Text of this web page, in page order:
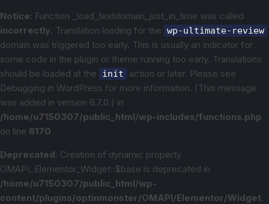
Notice: Function _load_textdomain_just_in_time was called
incorrectly. Translation loading for the wp-ultimate-review
domain was triggered too early. This is usually an indicator for
some code in the plugin or theme running too early. Translations
should be loaded at the
init
action or later. Please see
Debugging in WordPress for more information. (This message
was added in version 6.7.0.) in
/home/u7150307/public_html/wp-includes/functions.php
on line 6170
Deprecated: Creation of dynamic property
OMAPI_Elementor_Widget::$base is deprecated in
/home/u7150307/public_html/wp-
content/plugins/optinmonster/OMAPI/Elementor/Widget.